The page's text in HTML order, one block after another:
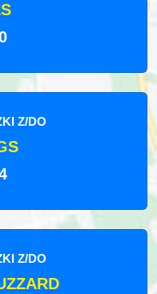
Z/DO
Z/DO